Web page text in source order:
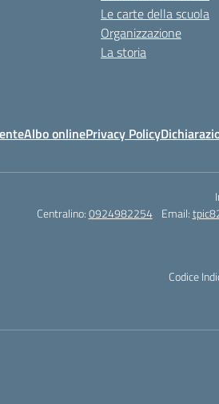
Le carte della scuola
Organizzazione
La storia
Albo onlinePrivacy Policy
Centralino:0924982254 Email:
Codice